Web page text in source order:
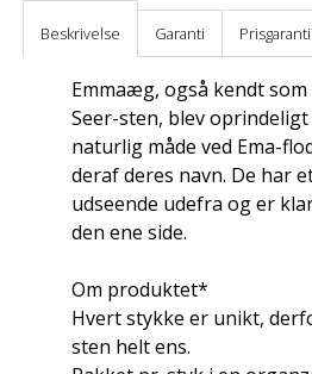
Beskrivelse Garanti Prisgaranti
Emmaæg, også kendt
Seer-sten, blev
naturlig måde ved Ema-
deraf deres navn. De har
udseende udefra og er
den ene side.
Om produktet*
Hvert stykke er unikt,
sten helt ens.